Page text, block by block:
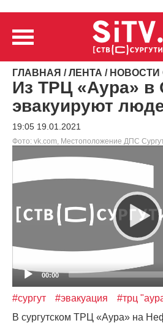
ГЛАВНАЯ /ЛЕНТА / НОВОСТИ
Из ТРЦ «Аура» в
эвакуируют
19:05 19.01.2021
Фото: vk.com, Местоположение ДПС
00:00
#сургут #эвакуация
#трц
В сургутском ТРЦ «Аура» на